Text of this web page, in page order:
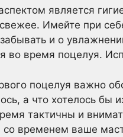
является
Имейте при
и о
во время поцелуя.
поцелуя важно
а что хотелось бы
тактичны и
со временем ваше